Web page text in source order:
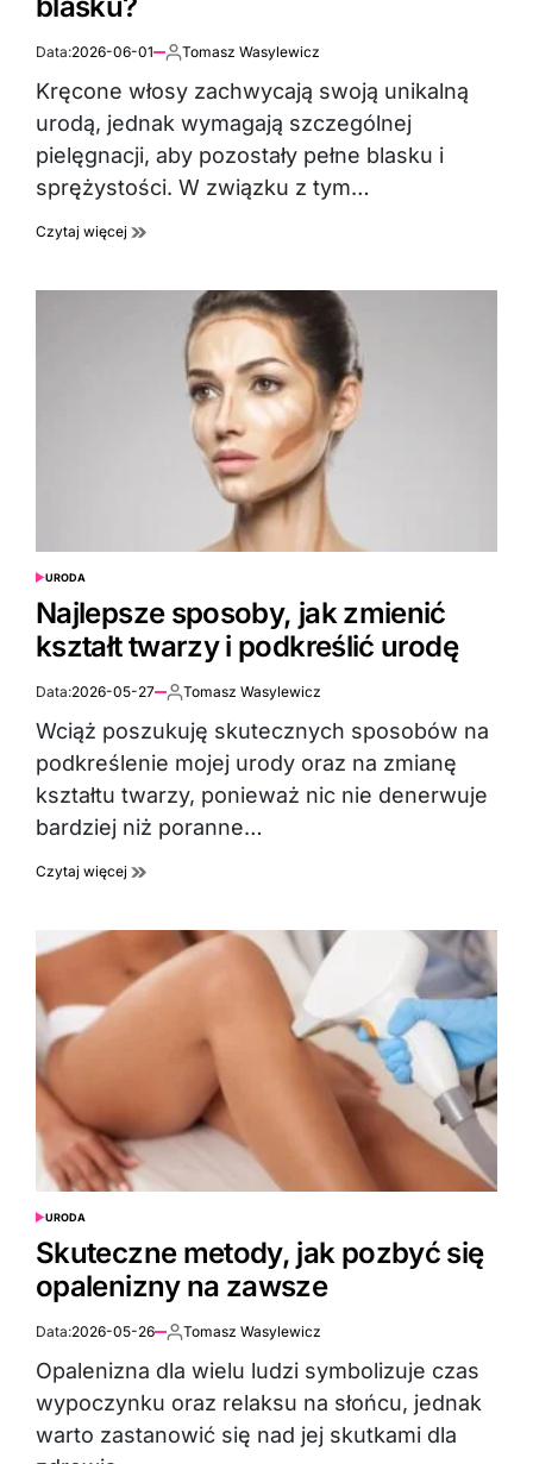
Data:2026-06-01 Autor:
Tomasz Wasylewicz
Kręcone włosy zachwycają swoją unikalną
urodą, jednak wymagają szczególnej
pielęgnacji, aby pozostały pełne blasku i
sprężystości. W związku z tym…
Czytaj więcej
POSTED
IN
URODA
Najlepsze sposoby, jak zmienić
kształt twarzy i podkreślić urodę
Data:2026-05-27 Autor:
Tomasz Wasylewicz
Wciąż poszukuję skutecznych sposobów na
podkreślenie mojej urody oraz na zmianę
kształtu twarzy, ponieważ nic nie denerwuje
bardziej niż poranne…
Czytaj więcej
POSTED
IN
URODA
Skuteczne metody, jak pozbyć się
opalenizny na zawsze
Data:2026-05-26 Autor:
Tomasz Wasylewicz
Opalenizna dla wielu ludzi symbolizuje czas
wypoczynku oraz relaksu na słońcu, jednak
warto zastanowić się nad jej skutkami dla